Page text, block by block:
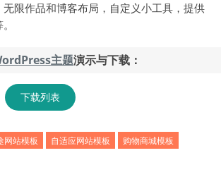
限作品和博客布局，自定义小工具，提供
主题演示与下载：
下载列表
网站模板 自适应网站模板 购物商城模板